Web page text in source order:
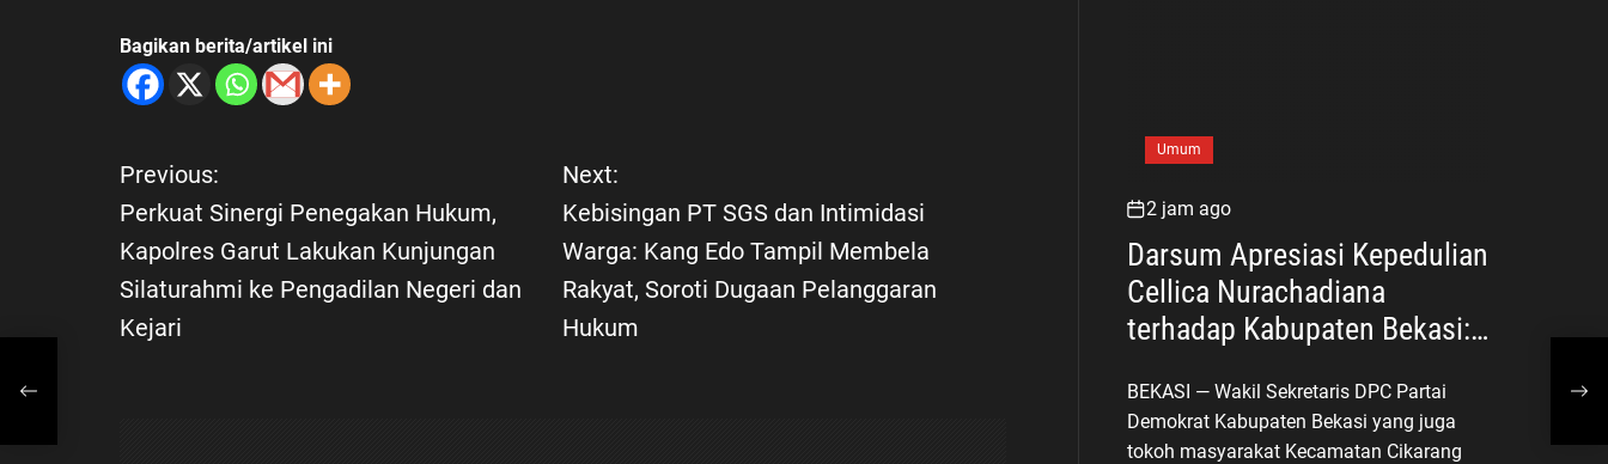
Bagikan berita/artikel ini
N
a
v
Previous:
Perkuat Sinergi Penegakan Hukum,
Kapolres Garut Lakukan Kunjungan
Silaturahmi ke Pengadilan Negeri dan
Kejari
Next:
Kebisingan PT SGS dan Intimidasi
Warga: Kang Edo Tampil Membela
Rakyat, Soroti Dugaan Pelanggaran
Hukum
Umum
2 jam ago
Darsum Apresiasi Kepedulian
Cellica Nurachadiana
terhadap Kabupaten Bekasi:
untuk Masyarakat
BEKASI — Wakil Sekretaris DPC Partai
Demokrat Kabupaten Bekasi yang juga
tokoh masyarakat Kecamatan Cikarang